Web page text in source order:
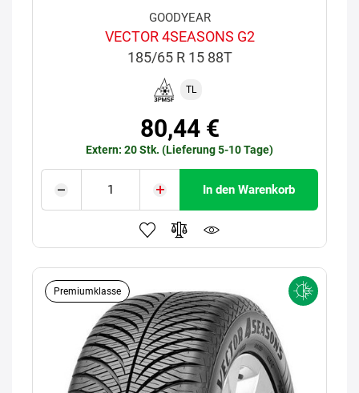
GOODYEAR
VECTOR 4SEASONS G2
185/65 R 15 88T
TL
80,44 €
Extern: 20 Stk. (Lieferung 5-10 Tage)
In den Warenkorb
Premiumklasse